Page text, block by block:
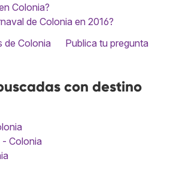
Colonia?
de Colonia en 2016?
de Colonia
Publica tu pregunta
con destino
Colonia